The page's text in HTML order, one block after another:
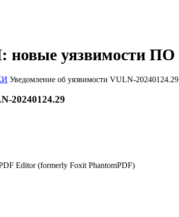
уязвимости ПО
Уведомление об уязвимости VULN-20240124.29
20240124.29
Editor (formerly Foxit PhantomPDF)